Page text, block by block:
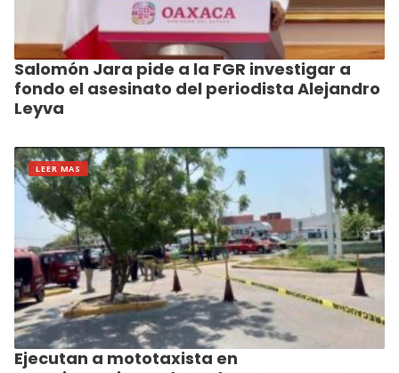
Salomón Jara pide a la FGR investigar a
fondo el asesinato del periodista Alejandro
Leyva
LEER MAS
Ejecutan a mototaxista en